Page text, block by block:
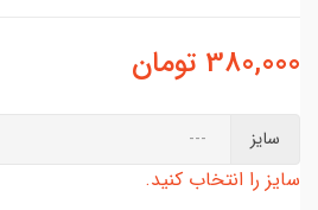
380,000 تومان
سایز
سایز را انتخاب کنید.